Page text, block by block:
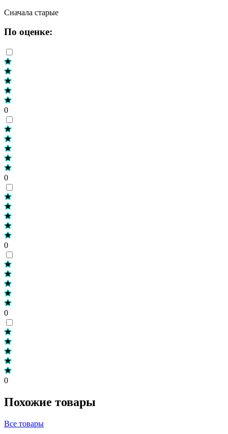
Сначала старые
По оценке:
0
0
0
0
0
Похожие товары
Все товары